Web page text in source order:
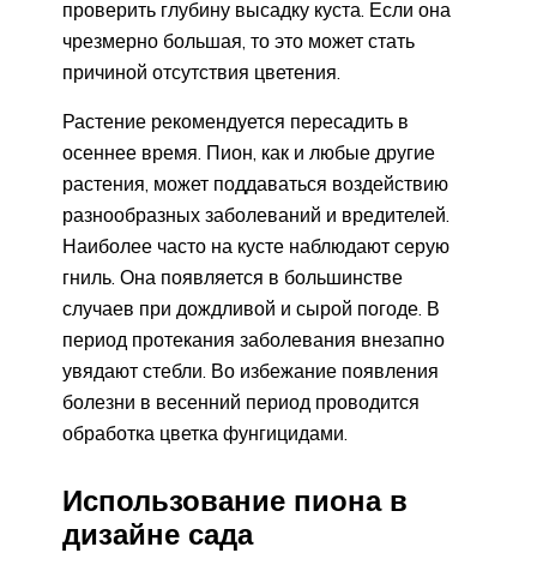
проверить глубину высадку куста. Если она
чрезмерно большая, то это может стать
причиной отсутствия цветения.
Растение рекомендуется пересадить в
осеннее время. Пион, как и любые другие
растения, может поддаваться воздействию
разнообразных заболеваний и вредителей.
Наиболее часто на кусте наблюдают серую
гниль. Она появляется в большинстве
случаев при дождливой и сырой погоде. В
период протекания заболевания внезапно
увядают стебли. Во избежание появления
болезни в весенний период проводится
обработка цветка фунгицидами.
Использование пиона в
дизайне сада